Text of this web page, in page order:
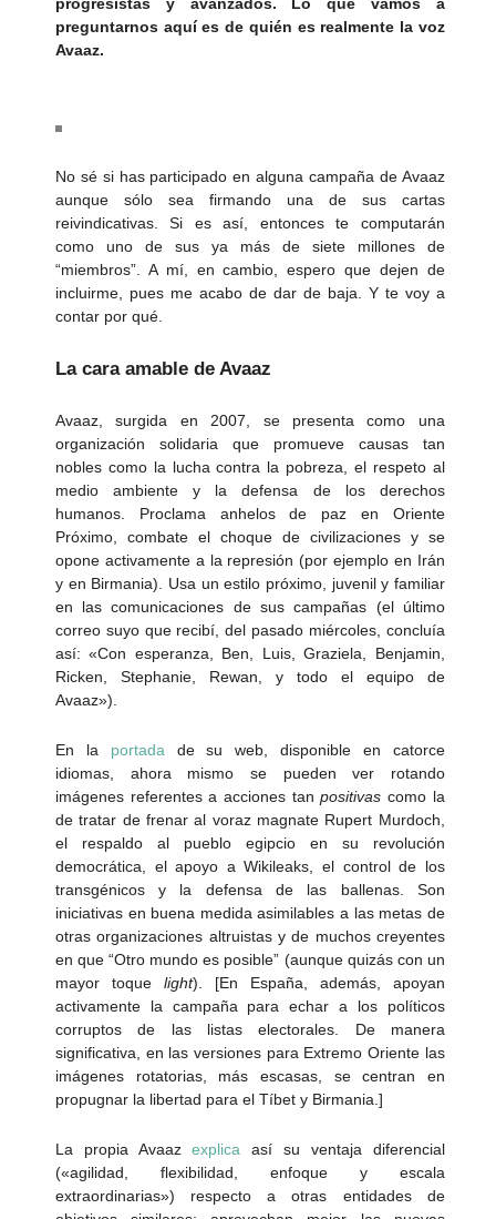
preguntarnos aquí es de quién es realmente la voz
Avaaz.
No sé si has participado en alguna campaña de Avaaz
aunque sólo sea firmando una de sus cartas
reivindicativas. Si es así, entonces te computarán
como uno de sus ya más de siete millones de
“miembros”. A mí, en cambio, espero que dejen de
incluirme, pues me acabo de dar de baja. Y te voy a
contar por qué.
La cara amable de Avaaz
Avaaz, surgida en 2007, se presenta como una
organización solidaria que promueve causas tan
nobles como la lucha contra la pobreza, el respeto al
medio ambiente y la defensa de los derechos
humanos. Proclama anhelos de paz en Oriente
Próximo, combate el choque de civilizaciones y se
opone activamente a la represión (por ejemplo en Irán
y en Birmania). Usa un estilo próximo, juvenil y familiar
en las comunicaciones de sus campañas (el último
correo suyo que recibí, del pasado miércoles, concluía
así: «Con esperanza, Ben, Luis, Graziela, Benjamin,
Ricken, Stephanie, Rewan, y todo el equipo de
Avaaz»).
En la portada de su web, disponible en catorce
idiomas, ahora mismo se pueden ver rotando
imágenes referentes a acciones tanpositivas como la
de tratar de frenar al voraz magnate Rupert Murdoch,
el respaldo al pueblo egipcio en su revolución
democrática, el apoyo a Wikileaks, el control de los
transgénicos y la defensa de las ballenas. Son
iniciativas en buena medida asimilables a las metas de
otras organizaciones altruistas y de muchos creyentes
en que “Otro mundo es posible” (aunque quizás con un
mayor toque light). [En España, además, apoyan
activamente la campaña para echar a los políticos
corruptos de las listas electorales. De manera
significativa, en las versiones para Extremo Oriente las
imágenes rotatorias, más escasas, se centran en
propugnar la libertad para el Tíbet y Birmania.]
La propia Avaazexplica así su ventaja diferencial
(«agilidad, flexibilidad, enfoque y escala
extraordinarias») respecto a otras entidades de